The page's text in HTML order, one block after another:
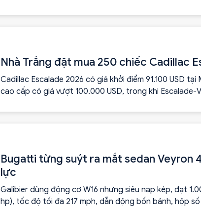
Nhà Trắng đặt mua 250 chiếc Cadillac
Cadillac Escalade 2026 có giá khởi điểm 91.100 USD tại
cao cấp có giá vượt 100.000 USD, trong khi Escalade-
Bugatti từng suýt ra mắt sedan Veyron
lực
Galibier dùng động cơ W16 nhưng siêu nạp kép, đạt
hp), tốc độ tối đa 217 mph, dẫn động bốn bánh, hộp